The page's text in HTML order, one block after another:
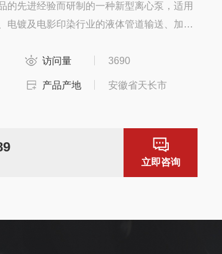
的先进经验而研制的一种新型离心泵，适用
电镀及电影印染行业的液体管道输送、加
访问量 3690
产品产地 安徽省天长市
立即咨询